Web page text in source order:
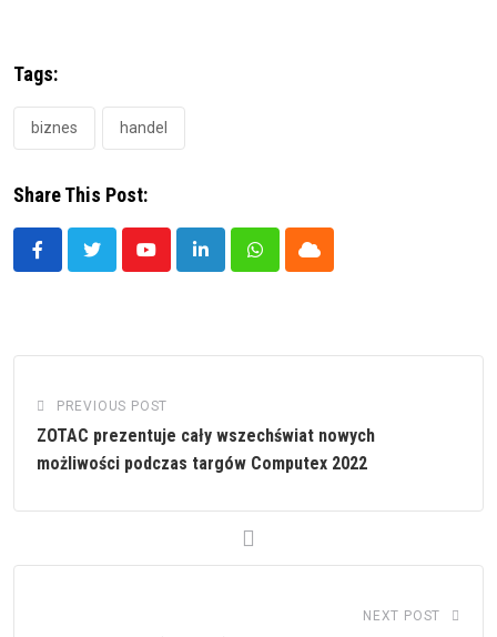
Tags:
biznes handel
Share This Post:
YoutubeLinkedInWhatsappCloud
PREVIOUS POST
ZOTAC prezentuje cały wszechświat nowych
możliwości podczas targów Computex 2022
NEXT POST